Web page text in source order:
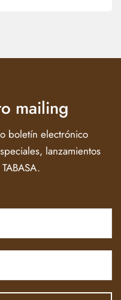
mailing
boletín electrónico
lanzamientos